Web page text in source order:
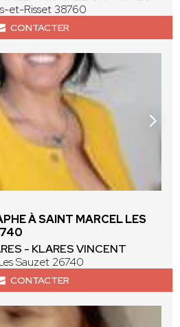
et-Risset 38760
CONTACTER
À SAINT MARCEL LES
- KLARES VINCENT
Sauzet 26740
CONTACTER